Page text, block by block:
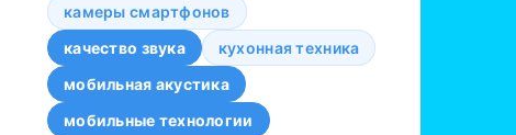
камеры смартфонов
качество звука
кухонная техника
мобильная акустика
мобильные технологии